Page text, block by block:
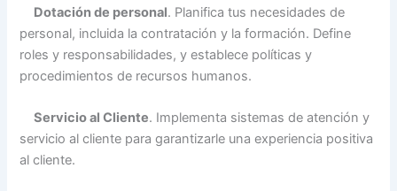
Dotación de personal. Planifica tus necesidades de
personal, incluida la contratación y la formación. Define
roles y responsabilidades, y establece políticas y
procedimientos de recursos humanos.
Servicio al Cliente. Implementa sistemas de atención y
servicio al cliente para garantizarle una experiencia positiva
al cliente.